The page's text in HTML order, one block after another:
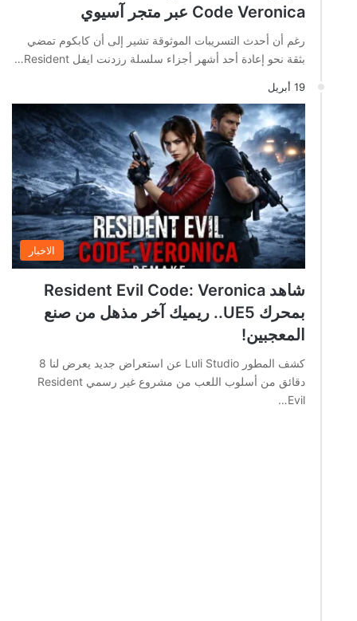
Code Veronica عبر متجر آسيوي
رغم أن أحدث التسريبات الموثوقة تشير إلى أن كابكوم تمضي
بثقة نحو إعادة أحد أشهر أجزاء سلسلة رزدنت ايفل Resident…
19 أبريل
الاخبار
شاهد Resident Evil Code: Veronica
بمحرك UE5.. ريميك آخر مذهل من صنع
المعجبين!
كشف المطور Luli Studio عن استعراض جديد يعرض لنا 8
دقائق من أسلوب اللعب من مشروع غير رسمي Resident
Evil…